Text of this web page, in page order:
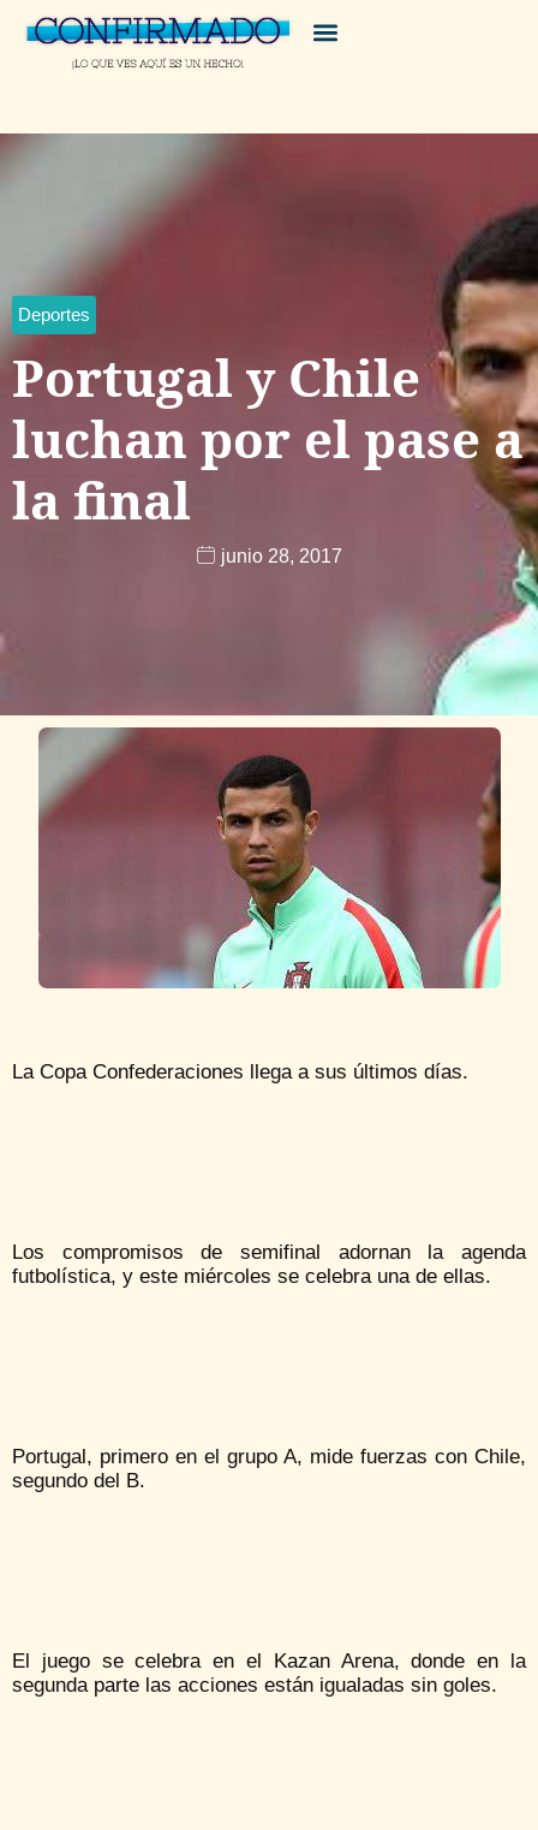
Deportes
Portugal y Chile
luchan por el pase a
la final
junio 28, 2017
La Copa Confederaciones llega a sus últimos días.
Los compromisos de semifinal adornan la agenda
futbolística, y este miércoles se celebra una de ellas.
Portugal, primero en el grupo A, mide fuerzas con Chile,
segundo del B.
El juego se celebra en el Kazan Arena, donde en la
segunda parte las acciones están igualadas sin goles.